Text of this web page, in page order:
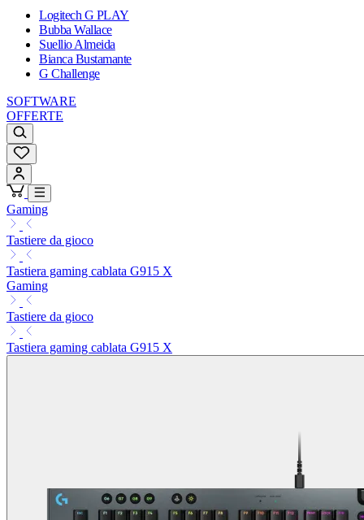
Logitech G PLAY
Bubba Wallace
Suellio Almeida
Bianca Bustamante
G Challenge
SOFTWARE
OFFERTE
Gaming
Tastiere da gioco
Tastiera gaming cablata G915 X
Gaming
Tastiere da gioco
Tastiera gaming cablata G915 X